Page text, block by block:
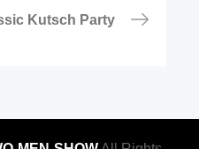
Kutsch Party